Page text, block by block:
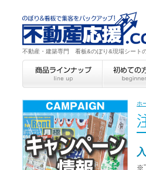
不動産・建築専門 看板&のぼり&現場シート
ホ
※